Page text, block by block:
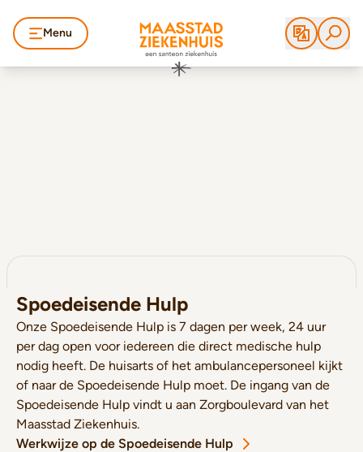
Menu
Spoedeisende Hulp
Onze Spoedeisende Hulp is 7 dagen per week, 24 uur
per dag open voor iedereen die direct medische hulp
nodig heeft. De huisarts of het ambulancepersoneel kijkt
of naar de Spoedeisende Hulp moet. De ingang van de
Spoedeisende Hulp vindt u aan Zorgboulevard van het
Maasstad Ziekenhuis.
Werkwijze op de Spoedeisende Hulp